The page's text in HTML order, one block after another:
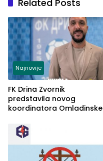
Related Posts
Najnovije
FK Drina Zvornik
predstavila novog
koordinatora Omladinske